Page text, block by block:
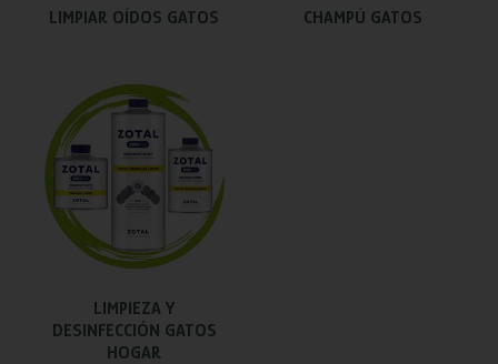
LIMPIAR OÍDOS GATOS CHAMPÚ GATOS
LIMPIEZA Y
DESINFECCIÓN GATOS
HOGAR